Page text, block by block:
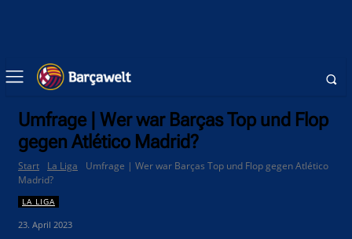
Umfrage | Wer war Barças Top und Flop
gegen Atlético Madrid?
Start La Liga
Umfrage | Wer war Barças Top und Flop gegen Atlético
Madrid?
LA LIGA
23. April 2023